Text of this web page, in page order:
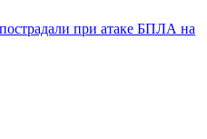
при атаке БПЛА на